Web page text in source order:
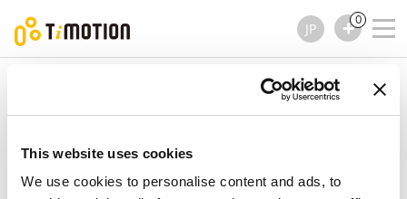
This website uses cookies
We use cookies to personalise content and ads, to
JP
0
TH6 シリーズ
TH6 シリーズ
ハンドセット